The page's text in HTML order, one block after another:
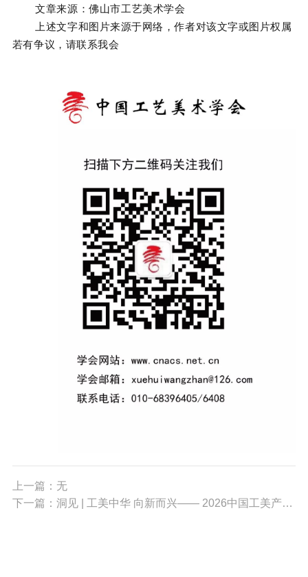
文章来源：佛山市工艺美术学会
上述文字和图片来源于网络，作者对该文字或图片权属
若有争议，请联系我会
上一篇：无
下一篇：洞见 | 工美中华 向新而兴—— 2026中国工美产业发展研讨会在福州举办